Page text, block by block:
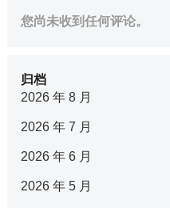
您尚未收到任何评论。
归档
2026 年 8 月
2026 年 7 月
2026 年 6 月
2026 年 5 月